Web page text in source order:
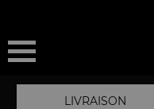
LIVRAISON